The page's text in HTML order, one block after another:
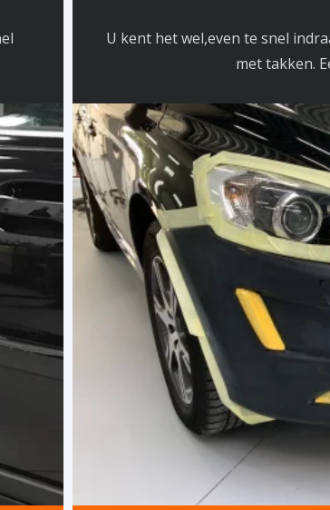
U kent het wel,even te snel
met takken.